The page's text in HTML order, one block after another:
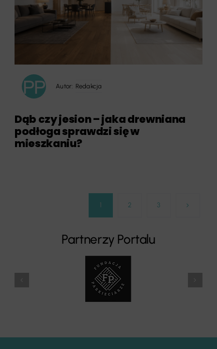
Autor: Redakcja
Dąb czy jesion – jaka drewniana
podłoga sprawdzi się w
mieszkaniu?
1 2 3
Partnerzy Portalu